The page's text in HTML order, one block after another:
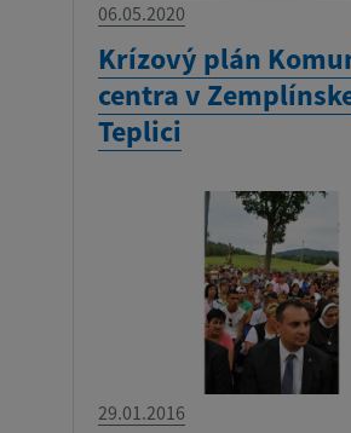
06.05.2020
Krízový plán
centra v
Teplici
29.01.2016